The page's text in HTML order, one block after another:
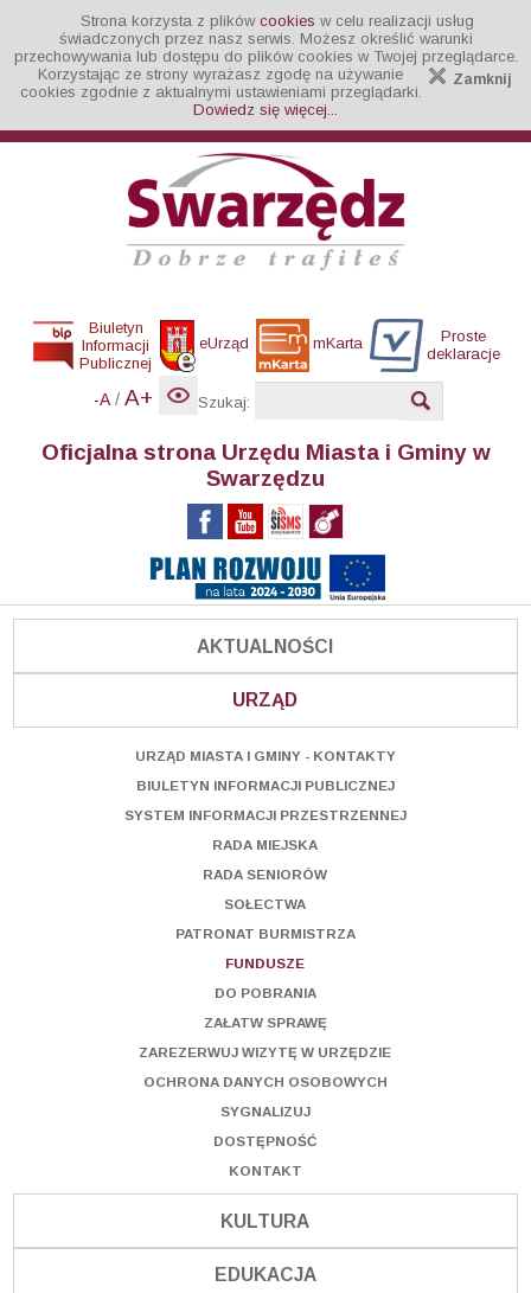
Strona korzysta z plików cookies w celu realizacji usług
świadczonych przez nasz serwis. Możesz określić warunki
przechowywania lub dostępu do plików cookies w Twojej przeglądarce.
Zamknij
Korzystając ze strony wyrażasz zgodę na używanie
cookies zgodnie z aktualnymi ustawieniami przeglądarki.
Dowiedz się więcej...
Biuletyn
Informacji
Publicznej
eUrząd mKarta
Proste
deklaracje
-A / A+ Szukaj:
Oficjalna strona Urzędu Miasta i Gminy w
Swarzędzu
AKTUALNOŚCI
URZĄD
URZĄD MIASTA I GMINY - KONTAKTY
BIULETYN INFORMACJI PUBLICZNEJ
SYSTEM INFORMACJI PRZESTRZENNEJ
RADA MIEJSKA
RADA SENIORÓW
SOŁECTWA
PATRONAT BURMISTRZA
FUNDUSZE
DO POBRANIA
ZAŁATW SPRAWĘ
ZAREZERWUJ WIZYTĘ W URZĘDZIE
OCHRONA DANYCH OSOBOWYCH
SYGNALIZUJ
DOSTĘPNOŚĆ
KONTAKT
KULTURA
EDUKACJA